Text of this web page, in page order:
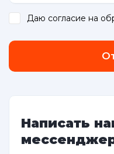
Даю согласие на
Написать